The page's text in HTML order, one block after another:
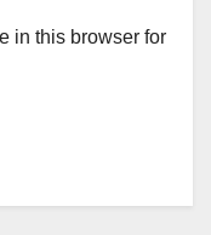
in this browser for